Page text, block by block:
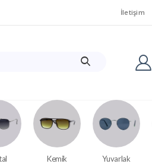
İletişim
Kemik Yuvarlak